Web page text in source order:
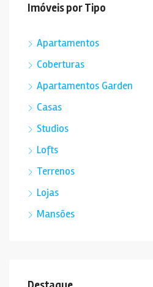
Imóveis por Tipo
Apartamentos
Coberturas
Apartamentos Garden
Casas
Studios
Lofts
Terrenos
Lojas
Mansões